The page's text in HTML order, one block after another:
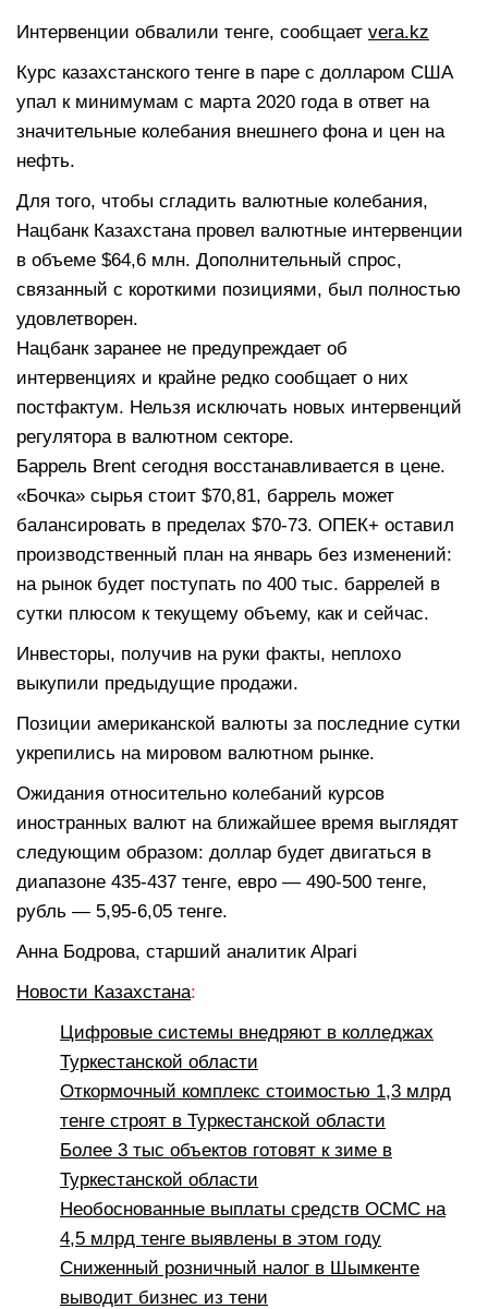
Интервенции обвалили тенге, сообщает vera.kz
Курс казахстанского тенге в паре с долларом США
упал к минимумам с марта 2020 года в ответ на
значительные колебания внешнего фона и цен на
нефть.
Для того, чтобы сгладить валютные колебания,
Нацбанк Казахстана провел валютные интервенции
в объеме $64,6 млн. Дополнительный спрос,
связанный с короткими позициями, был полностью
удовлетворен.
Нацбанк заранее не предупреждает об
интервенциях и крайне редко сообщает о них
постфактум. Нельзя исключать новых интервенций
регулятора в валютном секторе.
Баррель Brent сегодня восстанавливается в цене.
«Бочка» сырья стоит $70,81, баррель может
балансировать в пределах $70-73. ОПЕК+ оставил
производственный план на январь без изменений:
на рынок будет поступать по 400 тыс. баррелей в
сутки плюсом к текущему объему, как и сейчас.
Инвесторы, получив на руки факты, неплохо
выкупили предыдущие продажи.
Позиции американской валюты за последние сутки
укрепились на мировом валютном рынке.
Ожидания относительно колебаний курсов
иностранных валют на ближайшее время выглядят
следующим образом: доллар будет двигаться в
диапазоне 435-437 тенге, евро — 490-500 тенге,
рубль — 5,95-6,05 тенге.
Анна Бодрова, старший аналитик Alpari
Новости Казахстана:
Цифровые системы внедряют в колледжах
Туркестанской области
Откормочный комплекс стоимостью 1,3 млрд
тенге строят в Туркестанской области
Более 3 тыс объектов готовят к зиме в
Туркестанской области
Необоснованные выплаты средств ОСМС на
4,5 млрд тенге выявлены в этом году
Сниженный розничный налог в Шымкенте
выводит бизнес из тени